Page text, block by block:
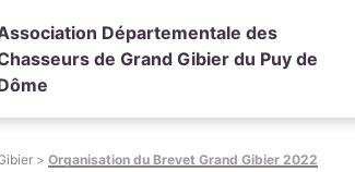
Départementale des
de Grand Gibier du Puy de
> Organisation du Brevet Grand Gibier 2022